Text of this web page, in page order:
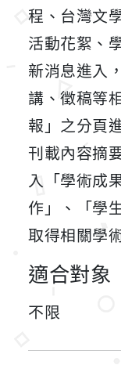
程、台灣文
活動花絮、
新消息進入
講、徵稿等
報」之分頁
刊載內容摘
入「學術成
作」、「學
取得相關學
適合對象
不限